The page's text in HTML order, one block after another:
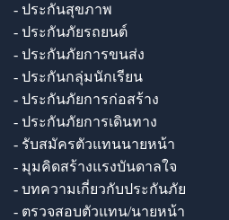
- ประกันสุขภาพ
- ประกันภัยรถยนต์
- ประกันภัยการขนส่ง
- ประกันกลุ่มนักเรียน
- ประกันภัยการก่อสร้าง
- ประกันภัยการเดินทาง
- รับสมัครตัวแทนนายหน้า
- มุมคิดสร้างแรงบันดาลใจ
- บทความเกี่ยวกับประกันภัย
- ตรวจสอบตัวแทน/นายหน้า